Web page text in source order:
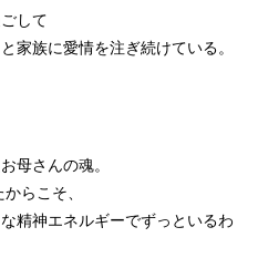
して
家族に愛情を注ぎ続けている。
母さんの魂。
らこそ、
精神エネルギーでずっといるわ